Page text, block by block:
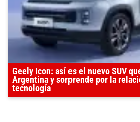
Geely Icon: así es el nuevo SUV
Argentina y sorprende por la
tecnología